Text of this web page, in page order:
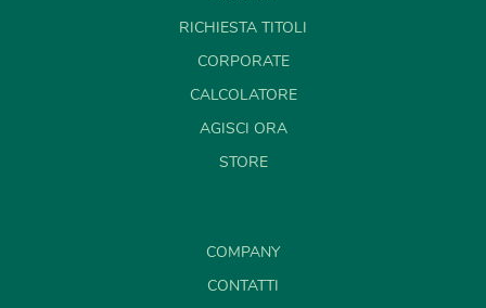
RICHIESTA TITOLI
CORPORATE
CALCOLATORE
AGISCI ORA
STORE
COMPANY
CONTATTI